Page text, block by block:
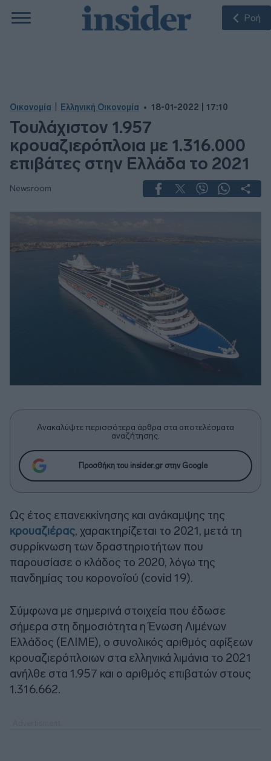
Ροή
Οικονομία Ελληνική Οικονομία 18-01-2022 | 17:10
Τουλάχιστον 1.957
κρουαζιερόπλοια με 1.316.000
επιβάτες στην Ελλάδα το 2021
Newsroom
Ανακαλύψτε περισσότερα άρθρα στα αποτελέσματα
αναζήτησης.
Προσθήκη του insider.gr στην Google
Ως έτος επανεκκίνησης και ανάκαμψης της
κρουαζιέρας, χαρακτηρίζεται το 2021, μετά τη
συρρίκνωση των δραστηριοτήτων που
παρουσίασε ο κλάδος το 2020, λόγω της
πανδημίας του κορονοϊού (covid 19).
Σύμφωνα με σημερινά στοιχεία που έδωσε
σήμερα στη δημοσιότητα η Ένωση Λιμένων
Ελλάδος (ΕΛΙΜΕ), ο συνολικός αριθμός αφίξεων
κρουαζιερόπλοιων στα ελληνικά λιμάνια το 2021
ανήλθε στα 1.957 και ο αριθμός επιβατών στους
1.316.662.